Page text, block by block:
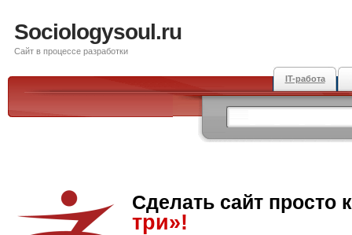
Sociologysoul.ru
Сайт в процессе разработки
IT-работа
Сделать сайт просто
три»!